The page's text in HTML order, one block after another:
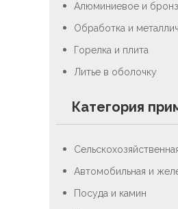
Алюминиевое и
Обработка и
Горелка и плита
Литье в оболочку
Категория
Посуда и камин